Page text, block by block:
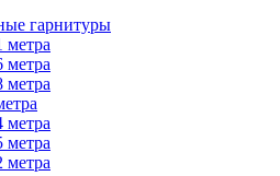
гарнитуры
метра
метра
метра
метра
метра
метра